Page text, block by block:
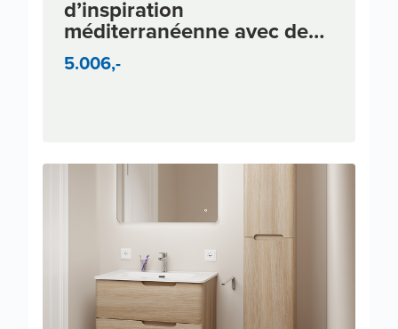
d’inspiration
méditerranéenne avec de
doux accents bleus
5.006,-